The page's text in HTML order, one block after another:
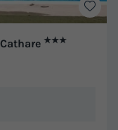
★★★